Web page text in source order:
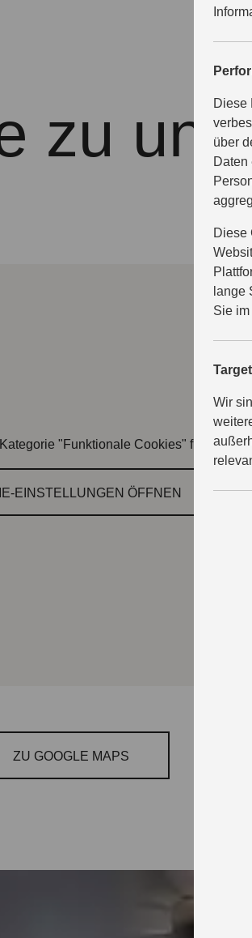
Diese
über
Daten
Diese
lange
Sie
Wir
zu uns
"Funktionale Cookies"
ÖFFNEN
ZU GOOGLE MAPS